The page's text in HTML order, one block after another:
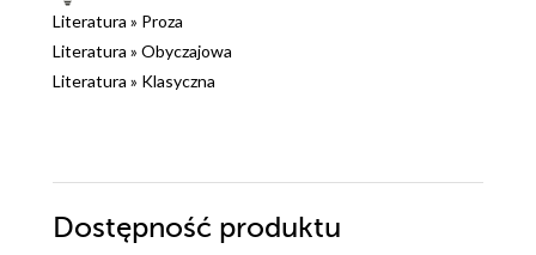
Literatura » Proza
Literatura » Obyczajowa
Literatura » Klasyczna
Dostępność produktu